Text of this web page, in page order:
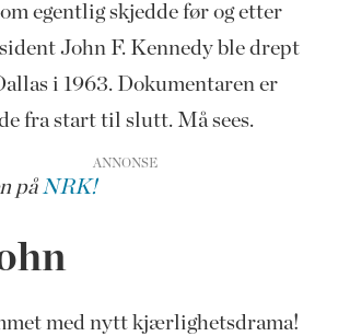
egentlig skjedde før og etter
John F. Kennedy ble drept
i 1963. Dokumentaren er
fra start til slutt. Må sees.
på NRK!
med nytt kjærlighetsdrama!